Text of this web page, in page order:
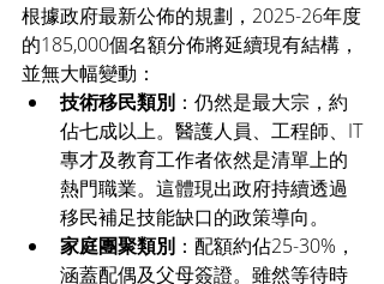
根據政府最新公佈的規劃，2025-26年度
的185,000個名額分佈將延續現有結構，
並無大幅變動：
技術移民類別 ：仍然是最大宗，約
佔七成以上。醫護人員、工程師、IT
專才及教育工作者依然是清單上的
熱門職業。這體現出政府持續透過
移民補足技能缺口的政策導向。
家庭團聚類別 ：配額約佔25-30%，
涵蓋配偶及父母簽證。雖然等待時